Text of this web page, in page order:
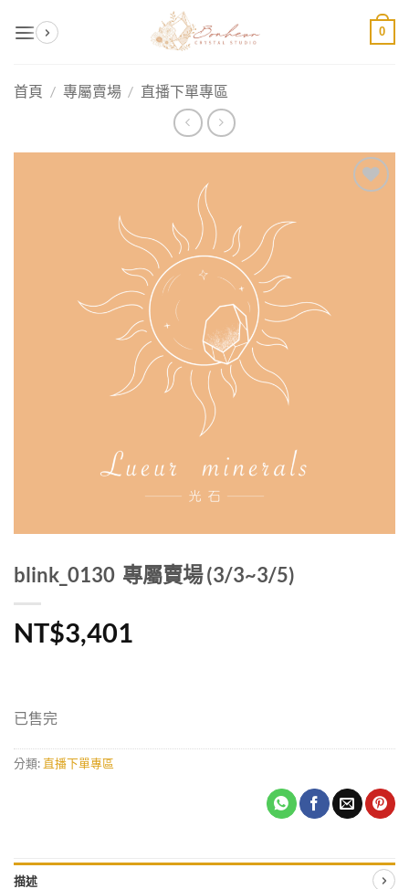
0
首頁 / 專屬賣場 / 直播下單專區
blink_0130 專屬賣場 (3/3~3/5)
NT$3,401
已售完
分類: 直播下單專區
描述